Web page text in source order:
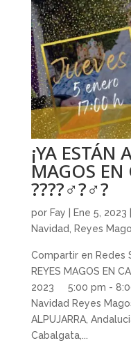
¡YA ESTÁN
MAGOS EN
????‍♂️?‍♂️?
por Fay Ene 5, 2023
Navidad
Reyes
Compartir en Redes
REYES MAGOS EN
2023 5:00 pm -
Navidad Reyes
ALPUJARRA,
Cabalgata,...